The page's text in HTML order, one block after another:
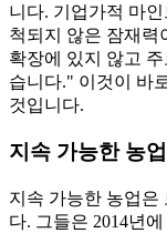
니다. 기업가적 마
척되지 않은 잠재력
확장에 있지 않고
습니다." 이것이 바
것입니다.
지속 가능한 농업
지속 가능한 농업은
다. 그들은 2014년